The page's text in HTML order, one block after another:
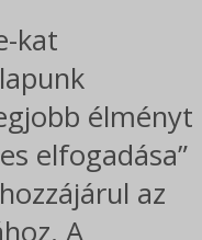
kat
élményt
elfogadása”
az
A